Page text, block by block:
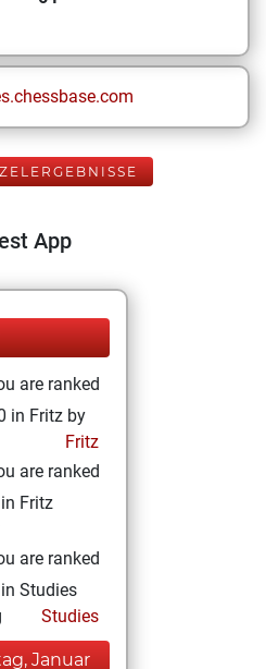
App
are ranked
in Fritz by
Fritz
are ranked
Fritz
are ranked
Studies
Studies
Januar